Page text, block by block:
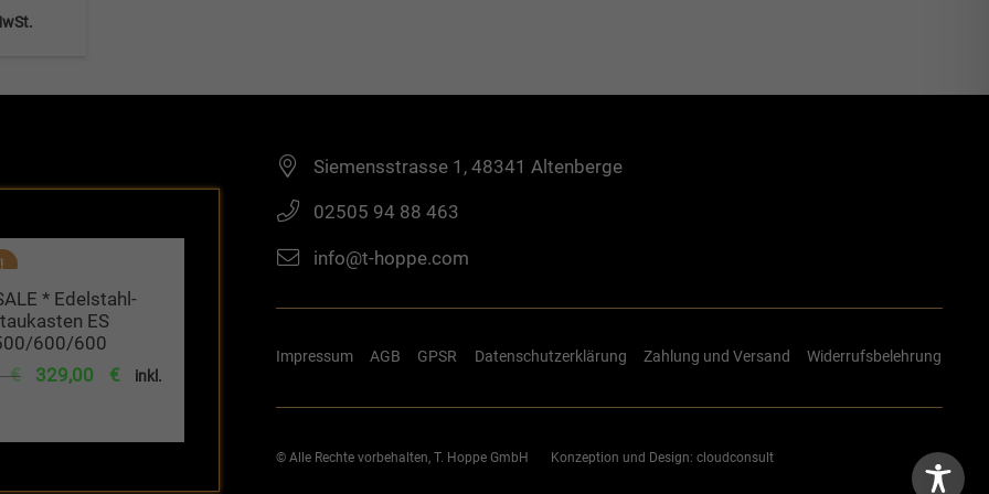
* Edelstahl-
ES
600/600
€
Ursprünglicher
329,00 €Aktueller
inkl.
Siemensstrasse 1, 48341 Altenberge
02505 94 88 463
info@t-hoppe.com
Impressum AGB GPSR Datenschutzerklärung Zahlung und Versand Widerrufsbelehrung
© Alle Rechte vorbehalten, T. Hoppe GmbH Konzeption und Design: cloudconsult